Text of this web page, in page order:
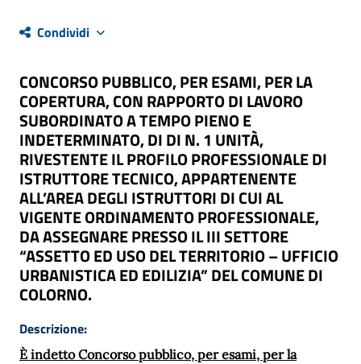
Condividi
CONCORSO PUBBLICO, PER ESAMI, PER LA
COPERTURA, CON RAPPORTO DI LAVORO
SUBORDINATO A TEMPO PIENO E
INDETERMINATO, DI DI N. 1 UNITÀ,
RIVESTENTE IL PROFILO PROFESSIONALE DI
ISTRUTTORE TECNICO, APPARTENENTE
ALL’AREA DEGLI ISTRUTTORI DI CUI AL
VIGENTE ORDINAMENTO PROFESSIONALE,
DA ASSEGNARE PRESSO IL III SETTORE
“ASSETTO ED USO DEL TERRITORIO – UFFICIO
URBANISTICA ED EDILIZIA” DEL COMUNE DI
COLORNO.
Descrizione:
È indetto Concorso pubblico, per esami, per la